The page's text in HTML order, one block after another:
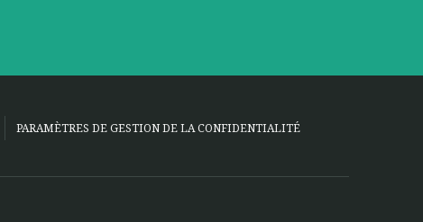
PARAMÈTRES DE GESTION DE LA CONFIDENTIALITÉ